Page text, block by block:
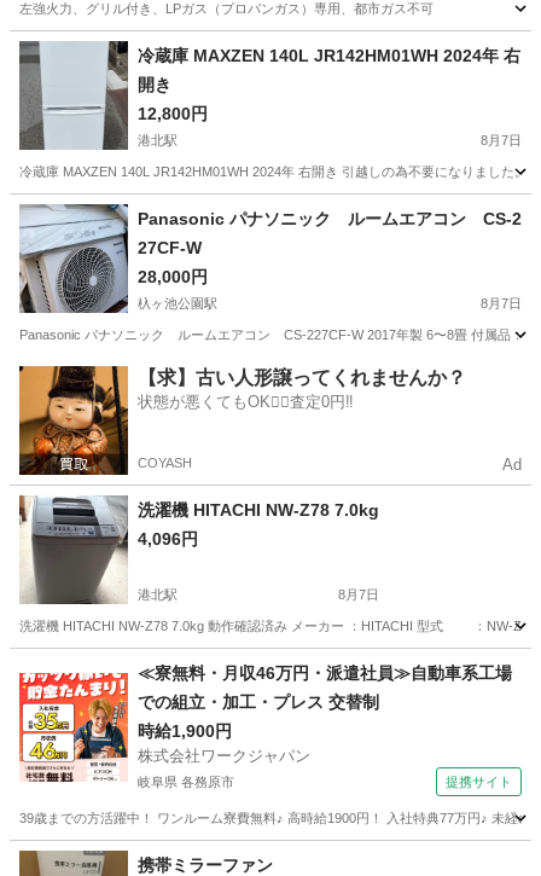
左強火力、グリル付き、LPガス（プロパンガス）専用、都市ガス不可
愛知 名古屋市 庄内通駅
冷蔵庫 MAXZEN 140L JR142HM01WH 2024年 右
開き
12,800円
港北駅 8月7日
冷蔵庫 MAXZEN 140L JR142HM01WH 2024年 右開き 引越しの為不要になりました
愛知 名古屋市 キッチン家電
Panasonic パナソニック ルームエアコン CS-2
27CF-W
28,000円
杁ヶ池公園駅 8月7日
Panasonic パナソニック ルームエアコン CS-227CF-W 2017年製 6〜8畳 付属品：
愛知 名古屋市 杁ヶ池公園駅 季節、空調家電
【求】古い人形譲ってくれませんか？
状態が悪くてもOK🙆‍♀️査定0円‼️
COYASH Ad
洗濯機 HITACHI NW-Z78 7.0kg
4,096円
港北駅 8月7日
洗濯機 HITACHI NW-Z78 7.0kg 動作確認済み メーカー ：HITACHI 型式 ：NW-
港北駅 生活家電
≪寮無料・月収46万円・派遣社員≫自動車系工場
での組立・加工・プレス 交替制
時給1,900円
株式会社ワークジャパン
岐阜県 各務原市 提携サイト
39歳までの方活躍中！ ワンルーム寮費無料♪ 高時給1900円！ 入社特典77万円♪ 未経
岐阜 各務原市 その他
携帯ミラーファン